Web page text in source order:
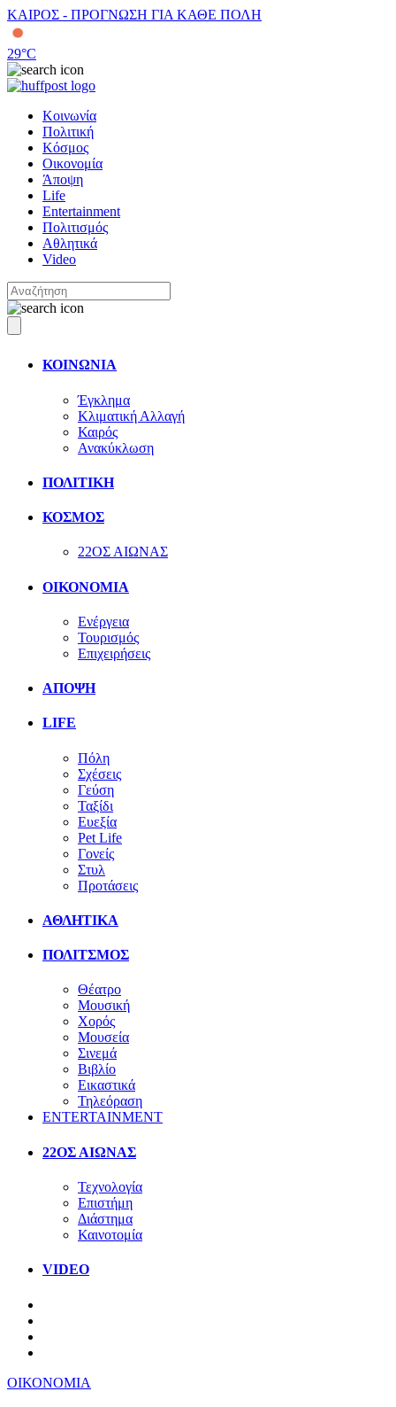
ΚΑΙΡΟΣ - ΠΡΟΓΝΩΣΗ ΓΙΑ ΚΑΘΕ ΠΟΛΗ
29°C
Κοινωνία
Πολιτική
Κόσμος
Οικονομία
Άποψη
Life
Entertainment
Πολιτισμός
Αθλητικά
Video
ΚΟΙΝΩΝΙΑ
Έγκλημα
Κλιματική Αλλαγή
Καιρός
Ανακύκλωση
ΠΟΛΙΤΙΚΗ
ΚΟΣΜΟΣ
22ΟΣ ΑΙΩΝΑΣ
ΟΙΚΟΝΟΜΙΑ
Ενέργεια
Τουρισμός
Επιχειρήσεις
ΑΠΟΨΗ
LIFE
Πόλη
Σχέσεις
Γεύση
Ταξίδι
Ευεξία
Pet Life
Γονείς
Στυλ
Προτάσεις
ΑΘΛΗΤΙΚΑ
ΠΟΛΙΤΣΜΟΣ
Θέατρο
Μουσική
Χορός
Μουσεία
Σινεμά
Βιβλίο
Εικαστικά
Τηλεόραση
ENTERTAINMENT
22ΟΣ ΑΙΩΝΑΣ
Τεχνολογία
Επιστήμη
Διάστημα
Καινοτομία
VIDEO
ΟΙΚΟΝΟΜΙΑ